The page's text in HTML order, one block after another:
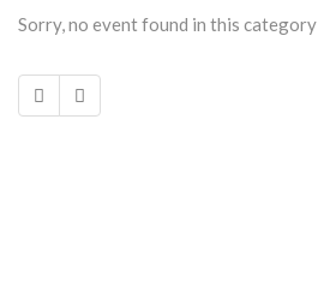
Sorry, no event found in this category